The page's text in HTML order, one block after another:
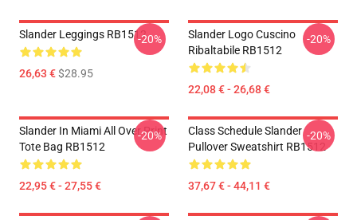
Slander Leggings RB1512
26,63 €$28.95
-20%
Slander Logo Cuscino
Ribaltabile RB1512
22,08 € - 26,68 €
-20%
Slander In Miami All Over Print
Tote Bag RB1512
22,95 € - 27,55 €
-20%
Class Schedule Slander
Pullover Sweatshirt RB1512
37,67 € - 44,11 €
-20%